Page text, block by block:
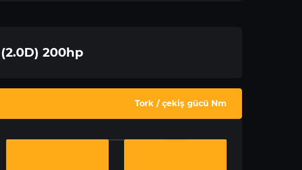
200hp
Tork / çekiş gücü Nm